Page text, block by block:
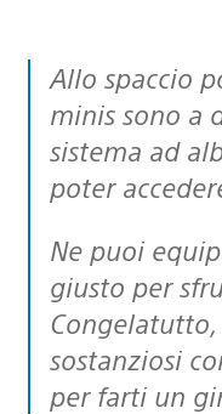
Allo spaccio potrai acquistare i gadget con le monete raccolte: per la versione
minis sono a
sistema ad
poter
Ne puoi equipaggiare due ogni volta, ma il trucco sta nel creare l’abbinamento
giusto per
sostanziosi
per farti un